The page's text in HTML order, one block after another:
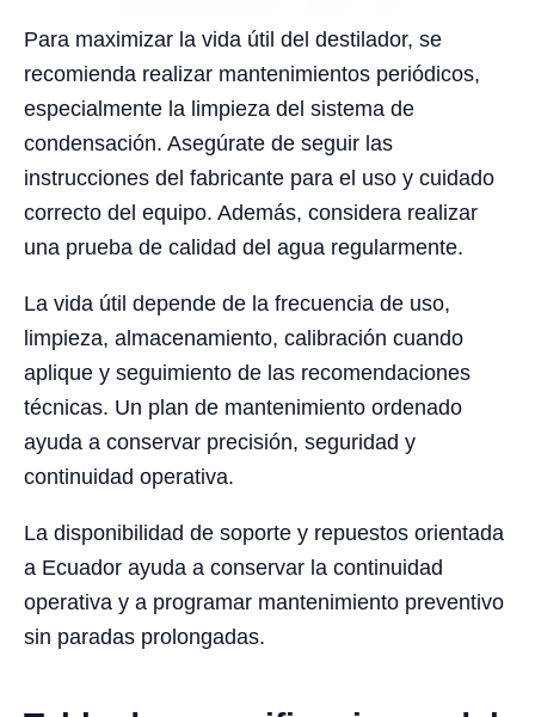
Para maximizar la vida útil del destilador, se
recomienda realizar mantenimientos periódicos,
especialmente la limpieza del sistema de
condensación. Asegúrate de seguir las
instrucciones del fabricante para el uso y cuidado
correcto del equipo. Además, considera realizar
una prueba de calidad del agua regularmente.
La vida útil depende de la frecuencia de uso,
limpieza, almacenamiento, calibración cuando
aplique y seguimiento de las recomendaciones
técnicas. Un plan de mantenimiento ordenado
ayuda a conservar precisión, seguridad y
continuidad operativa.
La disponibilidad de soporte y repuestos orientada
a Ecuador ayuda a conservar la continuidad
operativa y a programar mantenimiento preventivo
sin paradas prolongadas.